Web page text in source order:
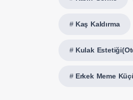
Kaş Kaldırma
Kulak
Erkek Meme